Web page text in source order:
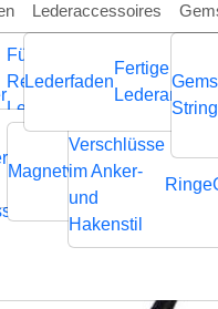
Flache
Lederschnüre
Endverschluss
Für
Regaliz
Leder
Magnetverschluss
Verschlüsse
im Anker-
und
Hakenstil
Ringe
Lederaccessoires
Lederfaden
Fertige
Für Rundleder
claps: